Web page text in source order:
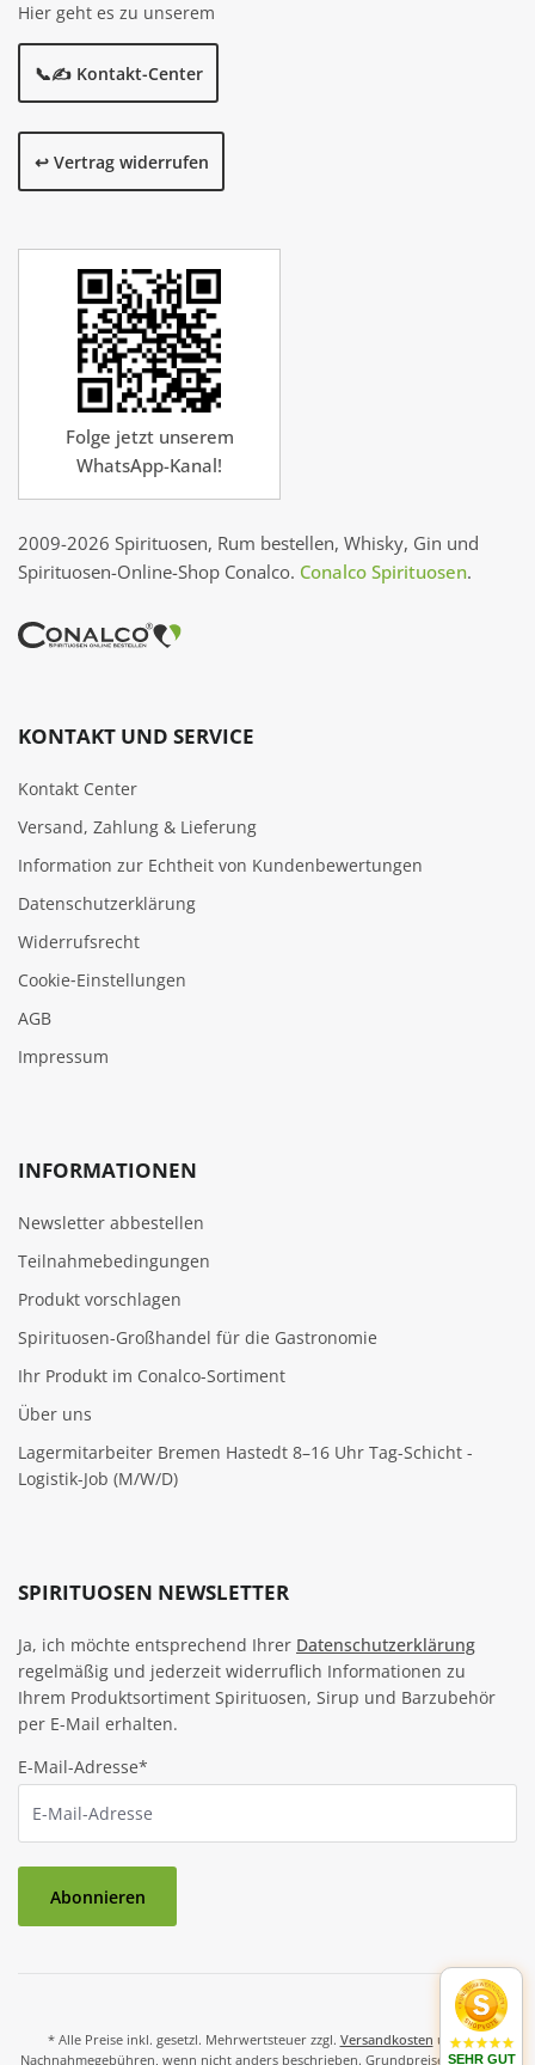
Hier geht es zu unserem
📞✍️ Kontakt-Center
↩️ Vertrag widerrufen
Folge jetzt unserem
WhatsApp-Kanal!
2009-2026 Spirituosen, Rum bestellen, Whisky, Gin und
Spirituosen-Online-Shop Conalco. Conalco Spirituosen.
KONTAKT UND SERVICE
Kontakt Center
Versand, Zahlung & Lieferung
Information zur Echtheit von Kundenbewertungen
Datenschutzerklärung
Widerrufsrecht
Cookie‑Einstellungen
AGB
Impressum
INFORMATIONEN
Newsletter abbestellen
Teilnahmebedingungen
Produkt vorschlagen
Spirituosen-Großhandel für die Gastronomie
Ihr Produkt im Conalco-Sortiment
Über uns
Lagermitarbeiter Bremen Hastedt 8–16 Uhr Tag-Schicht -
Logistik-Job (M/W/D)
SPIRITUOSEN NEWSLETTER
Ja, ich möchte entsprechend Ihrer Datenschutzerklärung
regelmäßig und jederzeit widerruflich Informationen zu
Ihrem Produktsortiment Spirituosen, Sirup und Barzubehör
per E-Mail erhalten.
E-Mail-Adresse*
Abonnieren
* Alle Preise inkl. gesetzl. Mehrwertsteuer zzgl. Versandkosten und ggf.
Nachnahmegebühren, wenn nicht anders beschrieben. Grundpreise und Preise
SEHR GUT